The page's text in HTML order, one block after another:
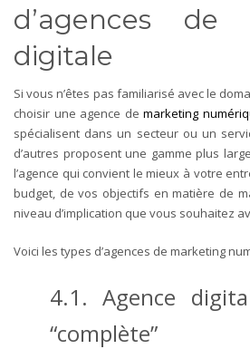
d’agences de
digitale
Si vous n’êtes pas familiarisé avec le
choisir une agence de marketing
spécialisent dans un secteur ou un
d’autres proposent une gamme plus
l’agence qui convient le mieux à votre
budget, de vos objectifs en matière de
niveau d’implication que vous souhaitez
Voici les types d’agences de marketing
4.1. Agence
“complète”